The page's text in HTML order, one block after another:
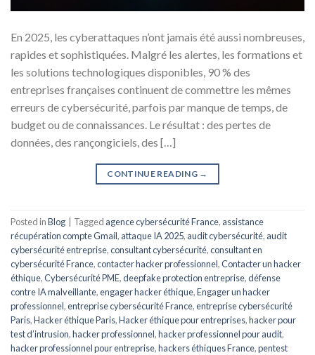
En 2025, les cyberattaques n’ont jamais été aussi nombreuses,
rapides et sophistiquées. Malgré les alertes, les formations et
les solutions technologiques disponibles, 90 % des
entreprises françaises continuent de commettre les mêmes
erreurs de cybersécurité, parfois par manque de temps, de
budget ou de connaissances. Le résultat : des pertes de
données, des rançongiciels, des […]
CONTINUE READING →
Posted inBlog Tagged agence cybersécurité France, assistance
récupération compte Gmail, attaque IA 2025, audit cybersécurité, audit
cybersécurité entreprise,consultant cybersécurité,consultant en
cybersécurité France,contacter hacker professionnel,Contacter un hacker
éthique,Cybersécurité PME,deepfake protection entreprise,défense
contre IA malveillante,engager hacker éthique,Engager un hacker
professionnel,entreprise cybersécurité France,entreprise cybersécurité
Paris,Hacker éthique Paris,Hacker éthique pour entreprises,hacker pour
test d’intrusion,hacker professionnel,hacker professionnel pour audit,
hacker professionnel pour entreprise,hackers éthiques France,pentest